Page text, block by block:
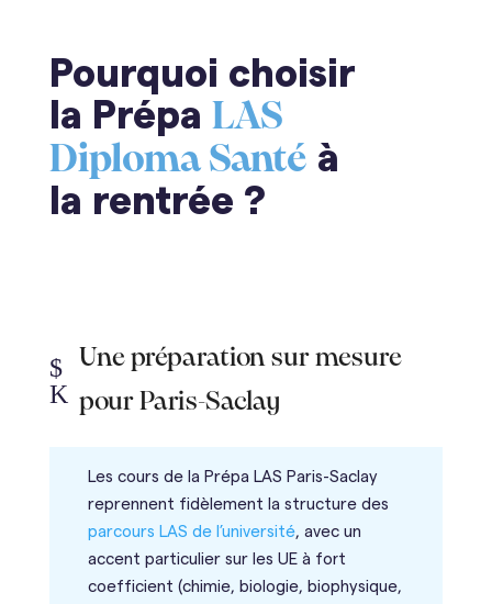
Pourquoi choisir
la Prépa LAS
Diploma Santé à
la rentrée ?
Une préparation sur mesure
pour Paris-Saclay
$
K
Les cours de la Prépa LAS Paris-Saclay
reprennent fidèlement la structure des
parcours LAS de l’université, avec un
accent particulier sur les UE à fort
coefficient (chimie, biologie, biophysique,